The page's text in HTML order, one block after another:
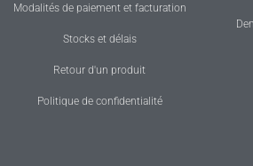
Modalités de paiement et facturation
Stocks et délais
Retour d'un produit
Politique de confidentialité